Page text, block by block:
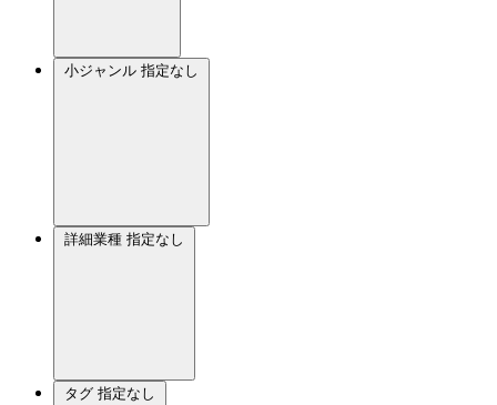
小ジャンル 指定なし
詳細業種 指定なし
タグ 指定なし